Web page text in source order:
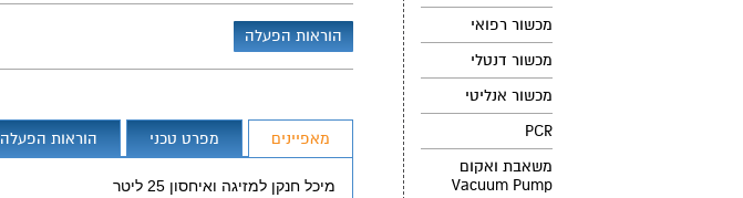
מכשור רפואי
מכשור דנטלי
מכשור אנליטי
PCR
משאבת ואקום
Vacuum Pump
הוראות הפעלה
מאפיינים מפרט טכני הוראות הפעלה
מיכל חנקן למזיגה ואיחסון 25 ליטר